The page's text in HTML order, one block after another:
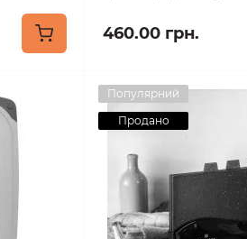
460.00 грн.
Популярний
Продано